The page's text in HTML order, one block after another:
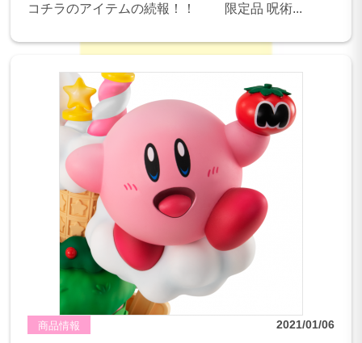
コチラのアイテムの続報！！ 限定品 呪術...
商品情報 2021/01/06